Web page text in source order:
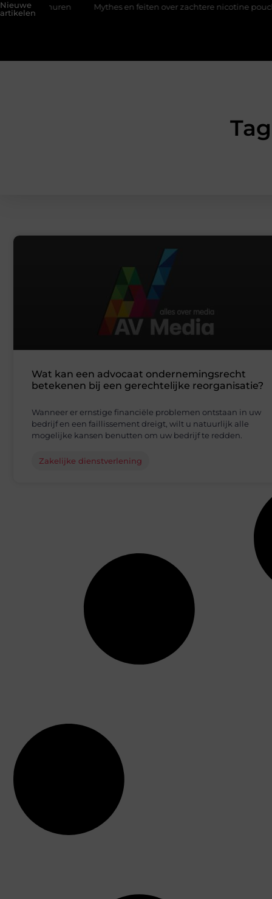
Nieuwe
artikelen
huren Mythes en feiten over zachtere nicotine pouches
Wat kan een advocaat ondernemingsrecht
betekenen bij een gerechtelijke reorganisatie?
Wanneer er ernstige financiële problemen ontstaan in uw
bedrijf en een faillissement dreigt, wilt u natuurlijk alle
mogelijke kansen benutten om uw bedrijf te redden.
Zakelijke dienstverlening